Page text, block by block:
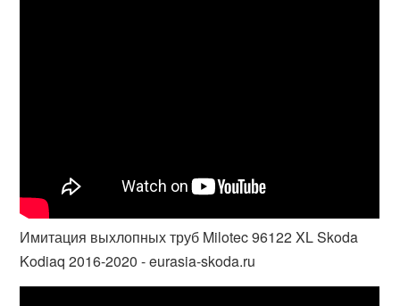
Имитация выхлопных труб Milotec 96122 XL Skoda
Kodiaq 2016-2020 - eurasia-skoda.ru